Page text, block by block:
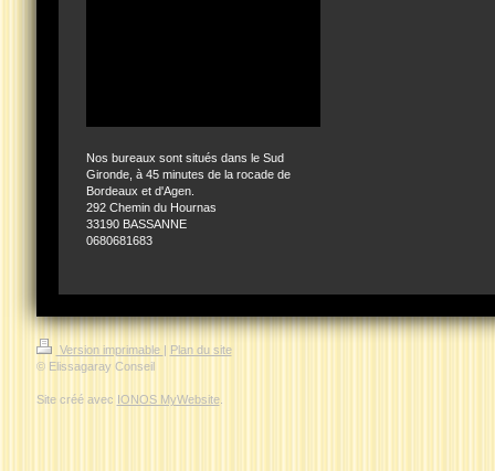
Nos bureaux sont situés dans le Sud
Gironde, à 45 minutes de la rocade de
Bordeaux et d'Agen.
292 Chemin du Hournas
33190 BASSANNE
0680681683
Version imprimable | Plan du site
© Elissagaray Conseil
Site créé avec IONOS MyWebsite.